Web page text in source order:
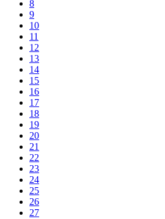
8
9
10
11
12
13
14
15
16
17
18
19
20
21
22
23
24
25
26
27